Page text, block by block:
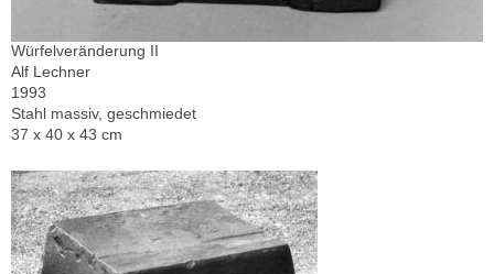
Würfelveränderung II
Alf Lechner
1993
Stahl massiv, geschmiedet
37 x 40 x 43 cm